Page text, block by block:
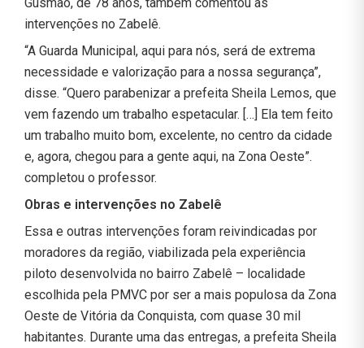
intervenções no Zabelê.
“A Guarda Municipal, aqui para nós, será de extrema
necessidade e valorização para a nossa segurança”,
disse. “Quero parabenizar a prefeita Sheila Lemos, que
vem fazendo um trabalho espetacular. […] Ela tem feito
um trabalho muito bom, excelente, no centro da cidade
e, agora, chegou para a gente aqui, na Zona Oeste”.
completou o professor.
Obras e intervenções no Zabelê
Essa e outras intervenções foram reivindicadas por
moradores da região, viabilizada pela experiência
piloto desenvolvida no bairro Zabelê – localidade
escolhida pela PMVC por ser a mais populosa da Zona
Oeste de Vitória da Conquista, com quase 30 mil
habitantes. Durante uma das entregas, a prefeita Sheila